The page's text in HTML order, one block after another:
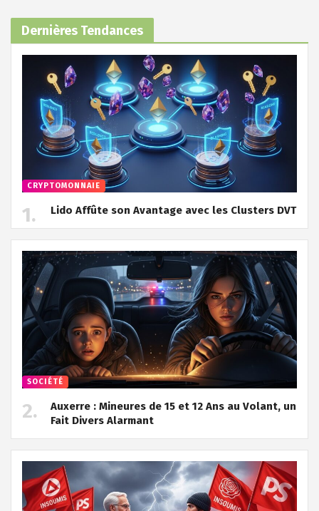
Dernières Tendances
CRYPTOMONNAIE
Lido Affûte son Avantage avec les Clusters DVT
SOCIÉTÉ
Auxerre : Mineures de 15 et 12 Ans au Volant, un
Fait Divers Alarmant